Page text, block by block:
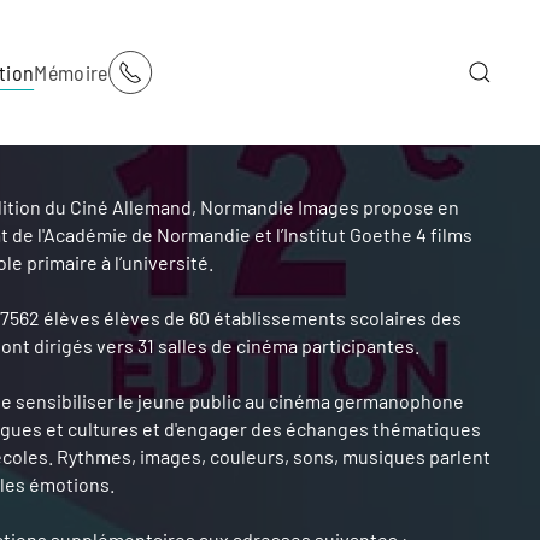
Mémoire
du Ciné Allemand, Normandie Images propose en
l'Académie de Normandie et l’Institut Goethe 4 films
primaire à l’université.
élèves élèves de 60 établissements scolaires des
dirigés vers 31 salles de cinéma participantes.
sensibiliser le jeune public au cinéma germanophone
et cultures et d'engager des échanges thématiques
Rythmes, images, couleurs, sons, musiques parlent
émotions.